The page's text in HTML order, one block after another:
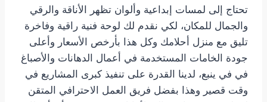
تحتاج إلى لمسات إبداعية وألوان تظهر الأناقة والرقي
والجمال للمكان، لكي نقدم لك لوحة فنية راقية وفاخرة
تليق مع منزل أحلامك وكل هذا بأرخص الأسعار وأعلى
جودة الخامات المستخدمة في أعمال الدهانات والأصباغ
في في ينبع، لدينا القدرة على تنفيذ كبرى المشاريع في
وقت قصير وهذا بفضل فريق العمل الاحترافي المتقن